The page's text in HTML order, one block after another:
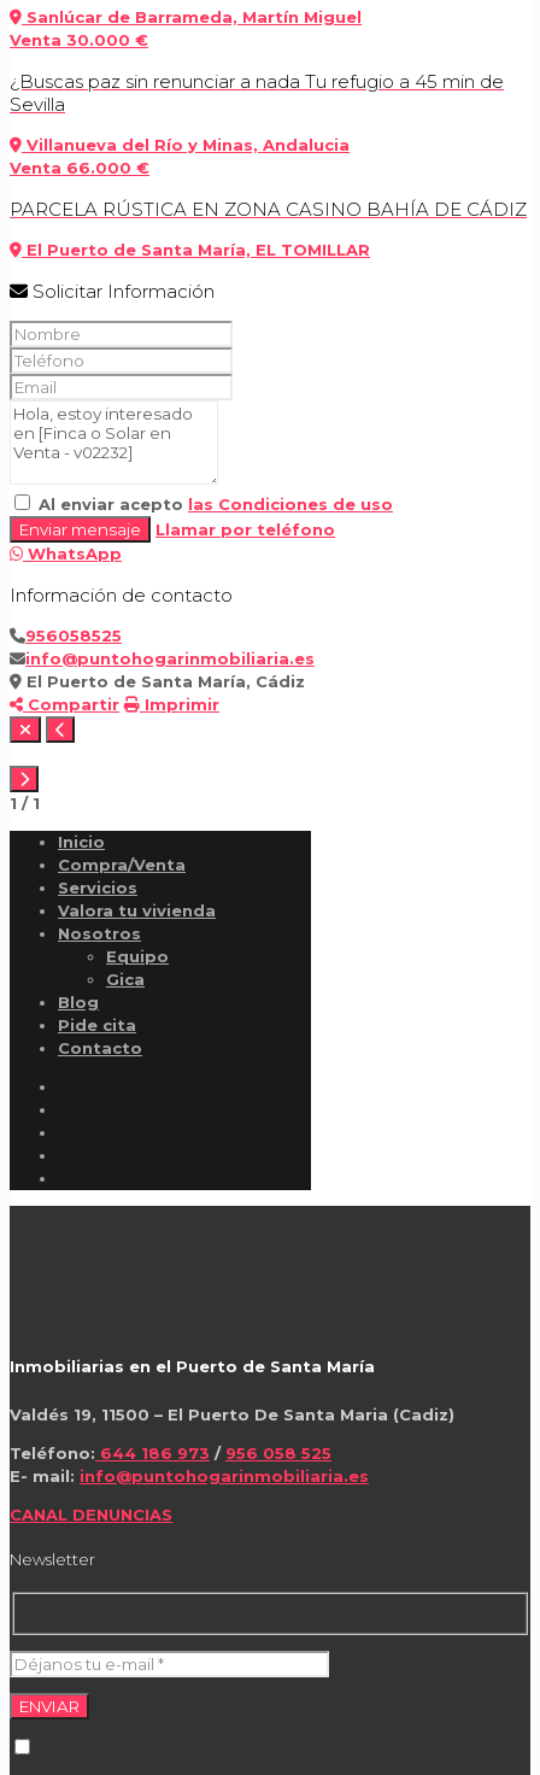
Sanlúcar de Barrameda, Martín Miguel
Venta 30.000 €
¿Buscas paz sin renunciar a nada Tu refugio a 45 min de
Sevilla
Villanueva del Río y Minas, Andalucia
Venta 66.000 €
PARCELA RÚSTICA EN ZONA CASINO BAHÍA DE CÁDIZ
El Puerto de Santa María, EL TOMILLAR
Solicitar Información
Al enviar acepto las Condiciones de uso
Enviar mensaje
Llamar por teléfono
WhatsApp
Información de contacto
956058525
info@puntohogarinmobiliaria.es
El Puerto de Santa María, Cádiz
Compartir
Imprimir
1 / 1
Inicio
Compra/Venta
Servicios
Valora tu vivienda
Nosotros
Equipo
Gica
Blog
Pide cita
Contacto
Inmobiliarias en el Puerto de Santa María
Valdés 19, 11500 – El Puerto De Santa Maria (Cadiz)
Teléfono: 644 186 973 / 956 058 525
E- mail: info@puntohogarinmobiliaria.es
CANAL DENUNCIAS
Newsletter